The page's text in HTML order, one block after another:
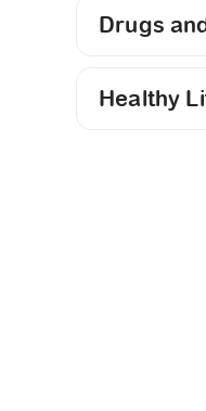
Drugs
Healthy